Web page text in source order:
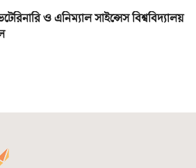
ও এনিম্যাল সাইন্সেস বিশ্ববিদ্যালয়